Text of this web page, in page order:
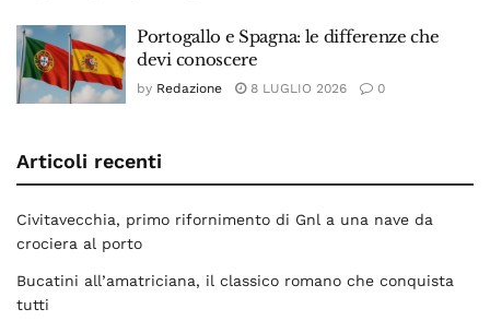
Portogallo e Spagna: le differenze che
devi conoscere
by Redazione 8 LUGLIO 2026 0
Articoli recenti
Civitavecchia, primo rifornimento di Gnl a una nave da
crociera al porto
Bucatini all’amatriciana, il classico romano che conquista
tutti